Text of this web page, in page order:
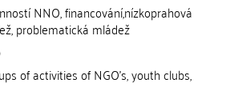
NNO, financování,nízkoprahová
problematická mládež
of activities of NGO's, youth clubs,